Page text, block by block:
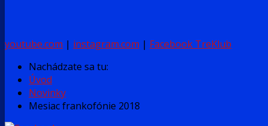
youtube.com | instagram.com | Facebook TreKlub
Nachádzate sa tu:
Úvod
Novinky
Mesiac frankofónie 2018